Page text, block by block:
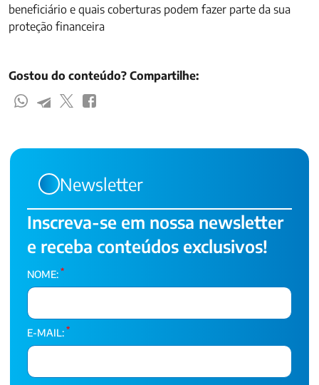
beneficiário e quais coberturas podem fazer parte da sua
proteção financeira
Gostou do conteúdo? Compartilhe:
Newsletter
Inscreva-se em nossa newsletter
e receba conteúdos exclusivos!
NOME: *
E-MAIL: *